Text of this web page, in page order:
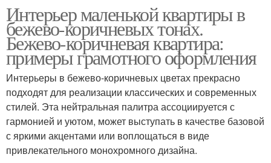
Интерьер маленькой квартиры в
бежево-коричневых тонах.
Бежево-коричневая квартира:
примеры грамотного оформления
Интерьеры в бежево-коричневых цветах прекрасно
подходят для реализации классических и современных
стилей. Эта нейтральная палитра ассоциируется с
гармонией и уютом, может выступать в качестве базовой
с яркими акцентами или воплощаться в виде
привлекательного монохромного дизайна.